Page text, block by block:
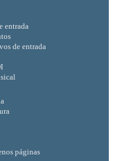
entrada
de entrada
páginas